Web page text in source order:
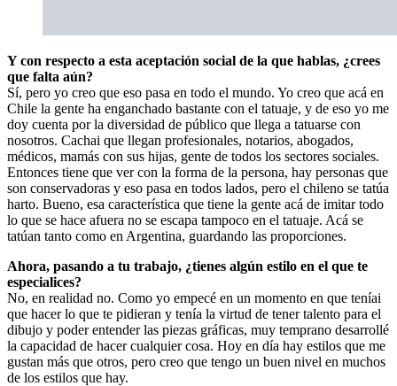
Y con respecto a esta aceptación social de la que hablas, ¿crees
que falta aún?
Sí, pero yo creo que eso pasa en todo el mundo. Yo creo que acá en
Chile la gente ha enganchado bastante con el tatuaje, y de eso yo me
doy cuenta por la diversidad de público que llega a tatuarse con
nosotros. Cachai que llegan profesionales, notarios, abogados,
médicos, mamás con sus hijas, gente de todos los sectores sociales.
Entonces tiene que ver con la forma de la persona, hay personas que
son conservadoras y eso pasa en todos lados, pero el chileno se tatúa
harto. Bueno, esa característica que tiene la gente acá de imitar todo
lo que se hace afuera no se escapa tampoco en el tatuaje. Acá se
tatúan tanto como en Argentina, guardando las proporciones.
Ahora, pasando a tu trabajo, ¿tienes algún estilo en el que te
especialices?
No, en realidad no. Como yo empecé en un momento en que teníai
que hacer lo que te pidieran y tenía la virtud de tener talento para el
dibujo y poder entender las piezas gráficas, muy temprano desarrollé
la capacidad de hacer cualquier cosa. Hoy en día hay estilos que me
gustan más que otros, pero creo que tengo un buen nivel en muchos
de los estilos que hay.